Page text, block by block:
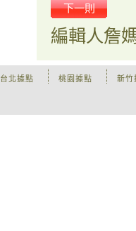
下一則
編輯人詹
新竹
桃園據點
台北據點